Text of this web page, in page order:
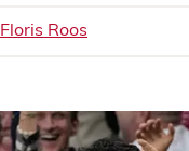
Floris Roos